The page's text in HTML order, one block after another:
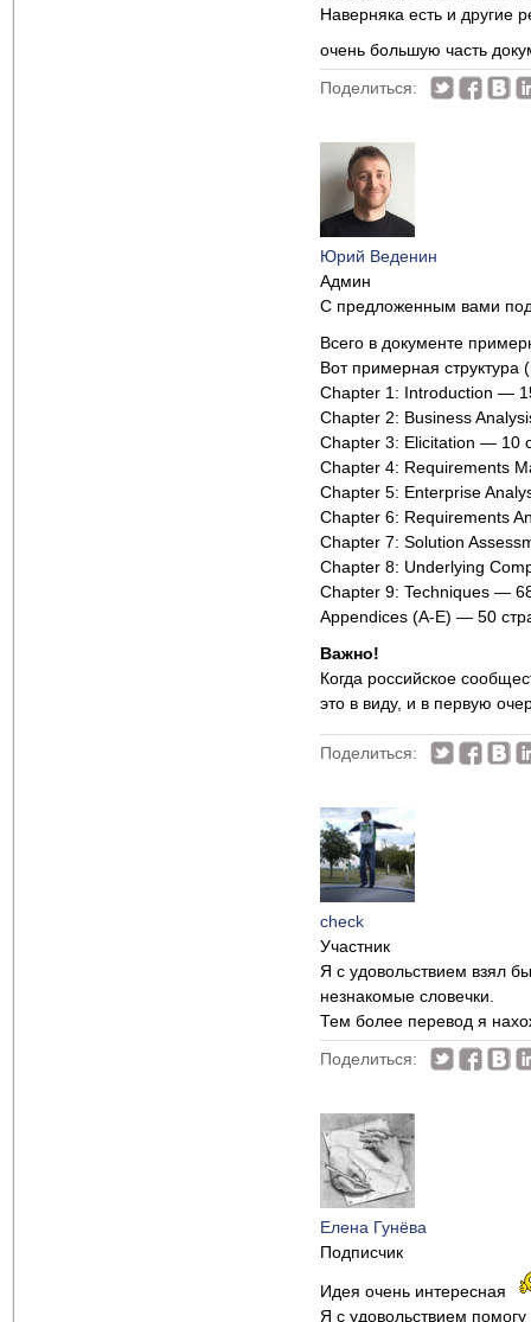
Наверняка есть и другие
очень большую часть
Поделиться:
Юрий Веденин
Админ
С предложенным вами
Всего в документе
Вот примерная
Chapter 1: Introduction —
Chapter 2: Business
Chapter 3: Elicitation — 10
Chapter 4: Requirements
Chapter 5: Enterprise
Chapter 6: Requirements
Chapter 7: Solution
Chapter 8: Underlying
Chapter 9: Techniques —
Appendiсes (A-E) — 50
Важно!
Когда российское
это в виду, и в первую
Поделиться:
check
Участник
Я с удовольствием взял
незнакомые словечки.
Тем более перевод я
Поделиться:
Елена Гунёва
Подписчик
Идея очень интересная
Я с удовольствием